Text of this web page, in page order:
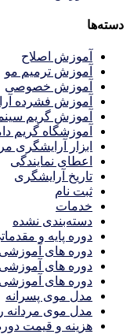
دسته‌ها
آموزش اصلاح
آموزش ترمیم مو
آموزش خصوصی
آموزش فشرده
آموزش گریم
آموزشگاه گریم
ابزار آرایشگری
اعطای نمایندگی
تاریخ آرایشگری
ثبت نام
خدمات
دسته‌بندی نشده
دوره پایه و
دوره های آموزشی
دوره های آموزشی
دوره های
مدل موی پسرانه
مدل موی مردانه
هزینه و قیمت